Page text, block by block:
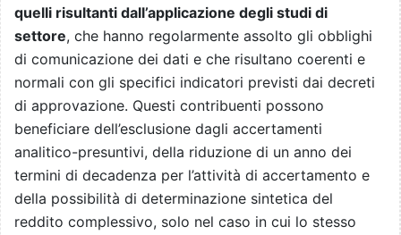
quelli risultanti dall’applicazione degli studi di
settore, che hanno regolarmente assolto gli obblighi
di comunicazione dei dati e che risultano coerenti e
normali con gli specifici indicatori previsti dai decreti
di approvazione. Questi contribuenti possono
beneficiare dell’esclusione dagli accertamenti
analitico-presuntivi, della riduzione di un anno dei
termini di decadenza per l’attività di accertamento e
della possibilità di determinazione sintetica del
reddito complessivo, solo nel caso in cui lo stesso